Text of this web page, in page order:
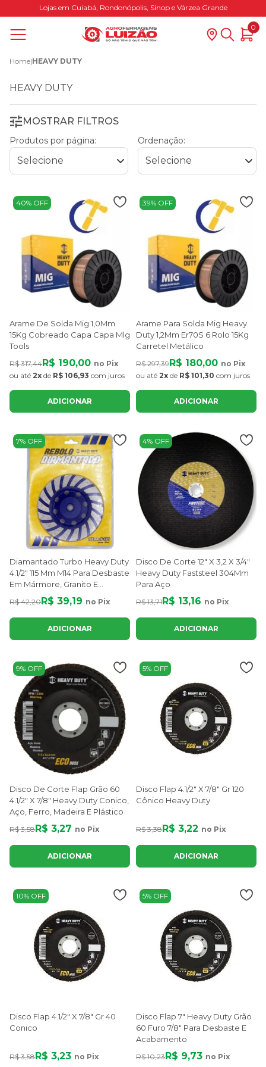
Lojas em Cuiabá, Rondonópolis, Sinop e Várzea Grande
0
Home|HEAVY DUTY
HEAVY DUTY
MOSTRAR FILTROS
Produtos por página: Ordenação:
40% OFF
Arame De Solda Mig 1,0Mm
15Kg Cobreado Capa Capa Mlg
Tools
R$ 317,44R$ 190,00 no Pix
ou até 2x de R$ 106,93 com juros
ADICIONAR
39% OFF
Arame Para Solda Mig Heavy
Duty 1,2Mm Er70S 6 Rolo 15Kg
Carretel Metálico
R$ 297,39R$ 180,00 no Pix
ou até 2x de R$ 101,30 com juros
ADICIONAR
7% OFF
Diamantado Turbo Heavy Duty
4.1/2" 115 Mm M14 Para Desbaste
Em Mármore, Granito E
Concreto
R$ 42,20R$ 39,19 no Pix
ADICIONAR
4% OFF
Disco De Corte 12" X 3,2 X 3/4"
Heavy Duty Faststeel 304Mm
Para Aço
R$ 13,71R$ 13,16 no Pix
ADICIONAR
9% OFF
Disco De Corte Flap Grão 60
4.1/2" X 7/8" Heavy Duty Conico,
Aço, Ferro, Madeira E Plástico
R$ 3,58R$ 3,27 no Pix
ADICIONAR
5% OFF
Disco Flap 4.1/2" X 7/8" Gr 120
Cônico Heavy Duty
R$ 3,38R$ 3,22 no Pix
ADICIONAR
10% OFF
Disco Flap 4.1/2" X 7/8" Gr 40
Conico
R$ 3,58R$ 3,23 no Pix
5% OFF
Disco Flap 7" Heavy Duty Grão
60 Furo 7/8" Para Desbaste E
Acabamento
R$ 10,23R$ 9,73 no Pix